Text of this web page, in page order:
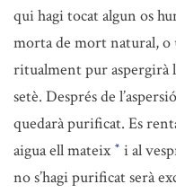
qui hagi tocat algun os
morta de mort natural, o
ritualment pur aspergirà
setè. Després de
quedarà purificat. Es
aigua ell mateix * i al
no s’hagi purificat serà